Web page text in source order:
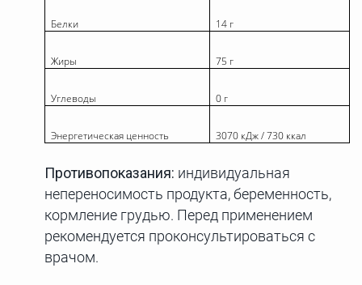
Белки 14 г
Жиры 75 г
Углеводы 0 г
Энергетическая ценность 3070 кДж / 730 ккал
Противопоказания: индивидуальная
непереносимость продукта, беременность,
кормление грудью. Перед применением
рекомендуется проконсультироваться с
врачом.